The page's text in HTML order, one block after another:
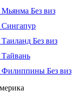
Мьянма Без виз
Сингапур
Таиланд Без виз
Тайвань
Филиппины Без виз